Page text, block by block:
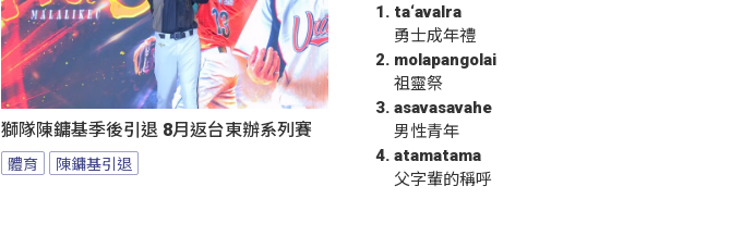
獅隊陳鏞基季後引退 8月返台東辦系列賽
體育 陳鏞基引退
ta‘avalra
勇士成年禮
molapangolai
祖靈祭
asavasavahe
男性青年
atamatama
父字輩的稱呼